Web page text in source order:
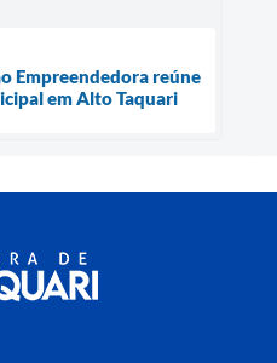
Empreendedora reúne
em Alto Taquari